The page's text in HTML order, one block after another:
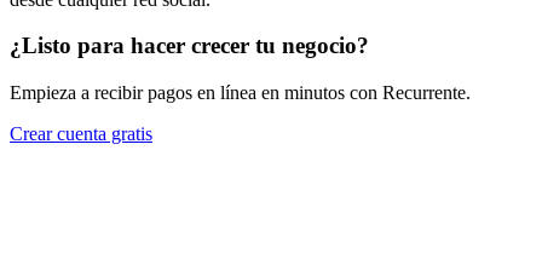
¿Listo para hacer crecer tu negocio?
Empieza a recibir pagos en línea en minutos con Recurrente.
Crear cuenta gratis